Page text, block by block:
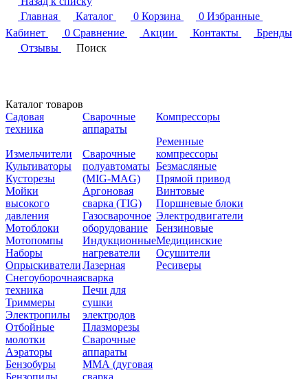
Главная
Каталог 0 Корзина 0 Избранные
Кабинет
0 Сравнение Акции Контакты
Бренды
Отзывы
Поиск
Каталог товаров
Садовая
техника
Измельчители
Культиваторы
Кусторезы
Мойки
высокого
давления
Мотоблоки
Мотопомпы
Наборы
Опрыскиватели
Снегоуборочная
техника
Триммеры
Электропилы
Отбойные
молотки
Аэраторы
Бензобуры
Бензопилы
Сварочные
аппараты
Сварочные
полуавтоматы
(MIG-MAG)
Аргоновая
сварка (TIG)
Газосварочное
оборудование
Индукционные
нагреватели
Лазерная
сварка
Печи для
сушки
электродов
Плазморезы
Сварочные
аппараты
ММА (дуговая
сварка
Компрессоры
Ременные
компрессоры
Безмасляные
Прямой привод
Винтовые
Поршневые блоки
Электродвигатели
Бензиновые
Медицинские
Осушители
Ресиверы